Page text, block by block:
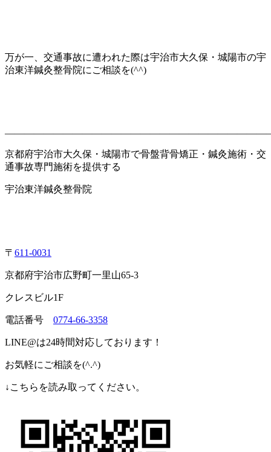
万が一、交通事故に遭われた際は宇治市大久保・城陽市の宇
治東洋鍼灸整骨院にご相談を(^^)
京都府宇治市大久保・城陽市で骨盤背骨矯正・鍼灸施術・交
通事故専門施術を提供する
宇治東洋鍼灸整骨院
〒 611-0031
京都府宇治市広野町一里山65-3
クレスビル1F
電話番号 0774-66-3358
LINE@は24時間対応しております！
お気軽にご相談を(^.^)
↓ こちらを読み取ってください。